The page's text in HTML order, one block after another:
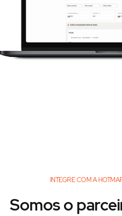
INTEGRE COM A
Somos o